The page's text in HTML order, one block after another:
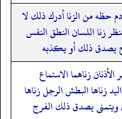
حظه من الزنا أدرك ذلك لا
زنا اللسان النطق النفس
يصدق ذلك أو يكذبه
الأذنان زناهما الاستماع
زناها البطش الرجل زناها
ويتمنى يصدق ذلك الفرج